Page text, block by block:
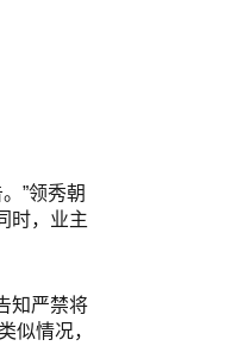
”领秀朝
时，业主
知严禁将
似情况，